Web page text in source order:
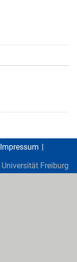
Impressum
Universität Freiburg